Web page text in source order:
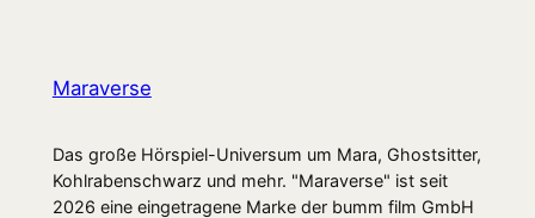
Maraverse
Das große Hörspiel-Universum um Mara, Ghostsitter,
Kohlrabenschwarz und mehr. "Maraverse" ist seit
2026 eine eingetragene Marke der bumm film GmbH